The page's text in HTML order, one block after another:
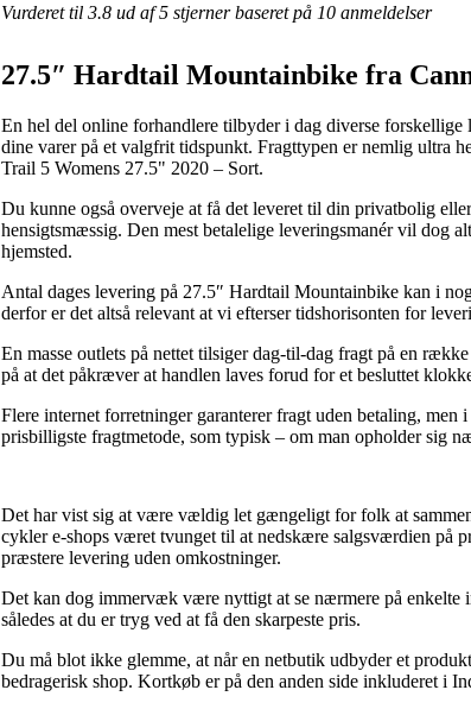
Vurderet til 3.8 ud af 5 stjerner baseret på 10 anmeldelser
27.5″ Hardtail Mountainbike fra
En hel del online forhandlere tilbyder i dag diverse
dine varer på et valgfrit tidspunkt. Fragttypen er nemlig ultra
Trail 5 Womens 27.5" 2020 – Sort.
Du kunne også overveje at få det leveret til din privatbolig
hensigtsmæssig. Den mest betalelige leveringsmanér vil dog
hjemsted.
Antal dages levering på 27.5″ Hardtail Mountainbike kan i
derfor er det altså relevant at vi efterser tidshorisonten for
En masse outlets på nettet tilsiger dag-til-dag fragt på en
på at det påkræver at handlen laves forud for et besluttet
Flere internet forretninger garanterer fragt uden betaling,
prisbilligste fragtmetode, som typisk – om man opholder sig
Det har vist sig at være vældig let gængeligt for folk at
cykler e-shops været tvunget til at nedskære salgsværdien på
præstere levering uden omkostninger.
Det kan dog immervæk være nyttigt at se nærmere på enkelte
således at du er tryg ved at få den skarpeste pris.
Du må blot ikke glemme, at når en netbutik udbyder et
bedragerisk shop. Kortkøb er på den anden side inkluderet i